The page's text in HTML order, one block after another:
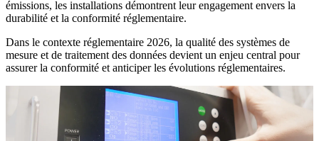
émissions, les installations démontrent leur engagement envers la
durabilité et la conformité réglementaire.
Dans le contexte réglementaire 2026, la qualité des systèmes de
mesure et de traitement des données devient un enjeu central pour
assurer la conformité et anticiper les évolutions réglementaires.